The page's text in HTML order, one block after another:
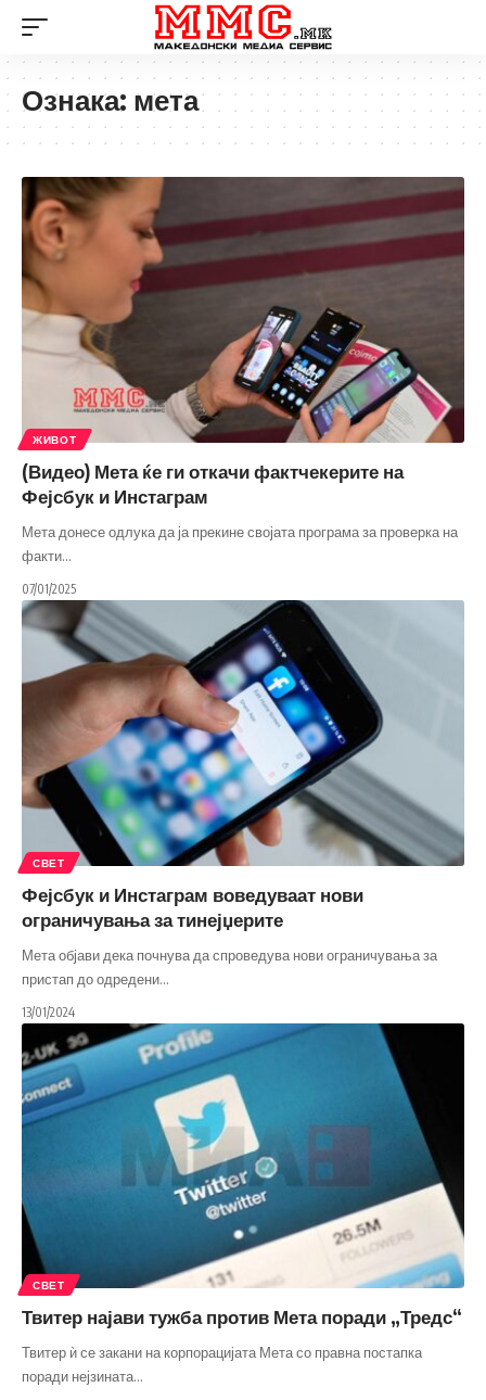
Ознака: мета
ЖИВОТ
(Видео) Мета ќе ги откачи фактчекерите на
Фејсбук и Инстаграм
Мета донесе одлука да ја прекине својата програма за проверка на
факти…
07/01/2025
СВЕТ
Фејсбук и Инстаграм воведуваат нови
ограничувања за тинејџерите
Мета објави дека почнува да спроведува нови ограничувања за
пристап до одредени…
13/01/2024
СВЕТ
Твитер најави тужба против Мета поради „Тредс“
Твитер ѝ се закани на корпорацијата Мета со правна постапка
поради нејзината…